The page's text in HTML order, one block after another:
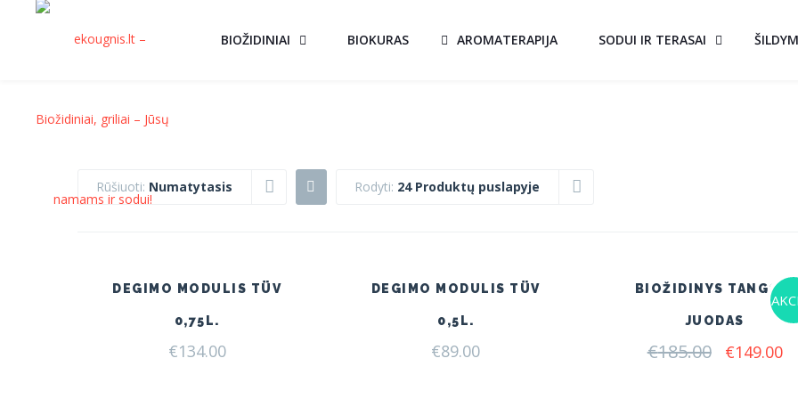
BIOŽIDINIAI BIOKURAS AROMATERAPIJA SODUI IR TERASAI
Rūšiuoti: Numatytasis Rodyti: 24 Produktų puslapyje
DEGIMO MODULIS TÜV
0,75L.
€134.00
DEGIMO MODULIS TÜV
0,5L.
€89.00
BIOŽIDINYS TANGO 4
JUODAS
€185.00 Original
€149.00